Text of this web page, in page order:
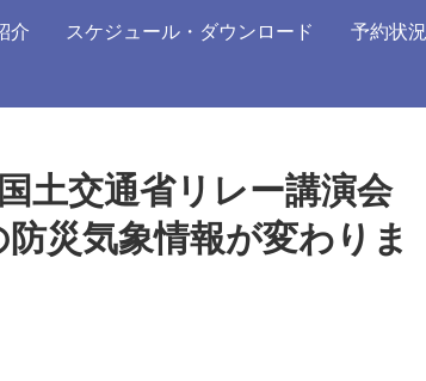
介 スケジュール・ダウンロード 予約状況
土交通省リレー講演会
災気象情報が変わりま